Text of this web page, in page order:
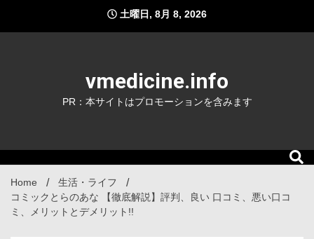
content
土曜日, 8月 8, 2026
vmedicine.info
PR：本サイトはプロモーションを含みます
Home
生活・ライフ
コミックとらのあな 【徹底解説】評判、良い 口コミ、悪い口コ
ミ、メリットとデメリット!!